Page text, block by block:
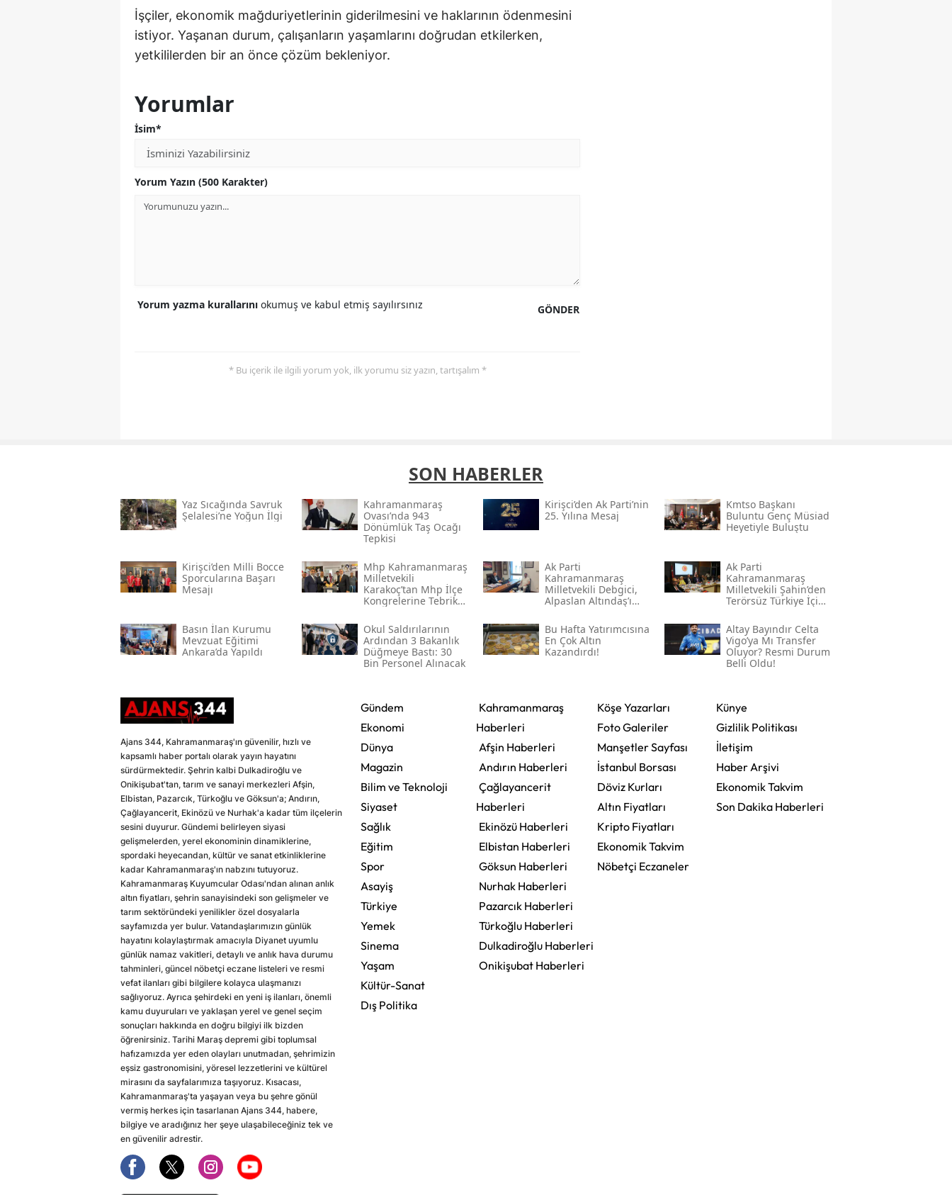
İşçiler, ekonomik mağduriyetlerinin giderilmesini ve haklarının ödenmesini
istiyor. Yaşanan durum, çalışanların yaşamlarını doğrudan etkilerken,
yetkililerden bir an önce çözüm bekleniyor.
Yorumlar
İsim*
Yorum Yazın (500 Karakter)
GÖNDER
Yorum yazma kurallarını okumuş ve kabul etmiş sayılırsınız
* Bu içerik ile ilgili yorum yok, ilk yorumu siz yazın, tartışalım *
SON HABERLER
Yaz Sıcağında Savruk
Şelalesi’ne Yoğun İlgi
Kahramanmaraş
Ovası’nda 943
Dönümlük Taş Ocağı
Tepkisi
Kirişci’den Ak Parti’nin
25. Yılına Mesaj
Kmtso Başkanı
Buluntu Genç Müsi̇ad
Heyetiyle Buluştu
Kirişci’den Milli Bocce
Sporcularına Başarı
Mesajı
Mhp Kahramanmaraş
Milletvekili
Karakoç’tan Mhp İlçe
Kongrelerine Tebrik
Ak Parti
Kahramanmaraş
Milletvekili Debgici,
Alpaslan Altındaş’ı
Ak Parti
Kahramanmaraş
Milletvekili Şahin’den
Terörsüz Türkiye İçin
Basın İlan Kurumu
Mevzuat Eğitimi
Ankara’da Yapıldı
Okul Saldırılarının
Ardından 3 Bakanlık
Düğmeye Bastı: 30
Bin Personel Alınacak
Bu Hafta Yatırımcısına
En Çok Altın
Kazandırdı!
Altay Bayındır Celta
Vigo’ya Mı Transfer
Oluyor? Resmi Durum
Belli Oldu!
Ajans 344, Kahramanmaraş'ın güvenilir, hızlı ve
kapsamlı haber portalı olarak yayın hayatını
sürdürmektedir. Şehrin kalbi Dulkadiroğlu ve
Onikişubat'tan, tarım ve sanayi merkezleri Afşin,
Elbistan, Pazarcık, Türkoğlu ve Göksun'a; Andırın,
Çağlayancerit, Ekinözü ve Nurhak'a kadar tüm ilçelerin
sesini duyurur. Gündemi belirleyen siyasi
gelişmelerden, yerel ekonominin dinamiklerine,
spordaki heyecandan, kültür ve sanat etkinliklerine
kadar Kahramanmaraş'ın nabzını tutuyoruz.
Kahramanmaraş Kuyumcular Odası'ndan alınan anlık
altın fiyatları, şehrin sanayisindeki son gelişmeler ve
tarım sektöründeki yenilikler özel dosyalarla
sayfamızda yer bulur. Vatandaşlarımızın günlük
hayatını kolaylaştırmak amacıyla Diyanet uyumlu
günlük namaz vakitleri, detaylı ve anlık hava durumu
tahminleri, güncel nöbetçi eczane listeleri ve resmi
vefat ilanları gibi bilgilere kolayca ulaşmanızı
sağlıyoruz. Ayrıca şehirdeki en yeni iş ilanları, önemli
kamu duyuruları ve yaklaşan yerel ve genel seçim
sonuçları hakkında en doğru bilgiyi ilk bizden
öğrenirsiniz. Tarihi Maraş depremi gibi toplumsal
hafızamızda yer eden olayları unutmadan, şehrimizin
eşsiz gastronomisini, yöresel lezzetlerini ve kültürel
mirasını da sayfalarımıza taşıyoruz. Kısacası,
Kahramanmaraş'ta yaşayan veya bu şehre gönül
vermiş herkes için tasarlanan Ajans 344, habere,
bilgiye ve aradığınız her şeye ulaşabileceğiniz tek ve
en güvenilir adrestir.
Gündem
Ekonomi
Dünya
Magazin
Bilim ve Teknoloji
Siyaset
Sağlık
Eğitim
Spor
Asayiş
Türkiye
Yemek
Sinema
Yaşam
Kültür-Sanat
Dış Politika
Kahramanmaraş
Haberleri
Afşin Haberleri
Andırın Haberleri
Çağlayancerit
Haberleri
Ekinözü Haberleri
Elbistan Haberleri
Göksun Haberleri
Nurhak Haberleri
Pazarcık Haberleri
Türkoğlu Haberleri
Dulkadiroğlu Haberleri
Onikişubat Haberleri
Köşe Yazarları
Foto Galeriler
Manşetler Sayfası
İstanbul Borsası
Döviz Kurları
Altın Fiyatları
Kripto Fiyatları
Ekonomik Takvim
Nöbetçi Eczaneler
Künye
Gizlilik Politikası
İletişim
Haber Arşivi
Ekonomik Takvim
Son Dakika Haberleri